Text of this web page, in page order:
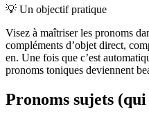
💡 Un objectif pratique
Visez à maîtriser les pronoms
compléments d’objet direct,
en. Une fois que c’est
pronoms toniques deviennent
Pronoms sujets